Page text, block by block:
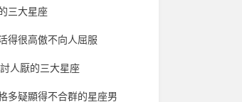
三大星座
得很高傲不向人屈服
人厭的三大星座
多疑顯得不合群的星座男